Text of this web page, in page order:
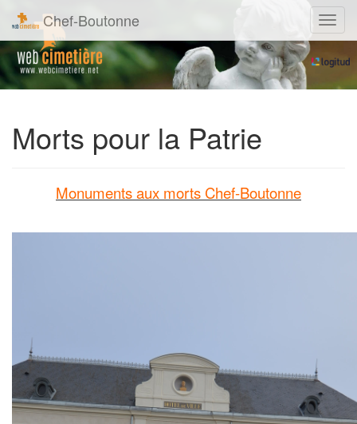
Chef-Boutonne
Morts pour la Patrie
Monuments aux morts Chef-Boutonne